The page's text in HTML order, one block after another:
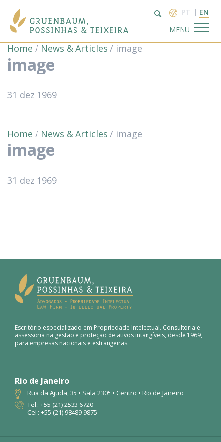
PT
EN
MENU
Contact
Home / News & Articles / image
image
31 dez 1969
Home / News & Articles / image
image
31 dez 1969
Escritório especializado em Propriedade Intelectual. Consultoria e
assessoria na gestão e proteção de ativos intangíveis, desde 1969,
para empresas nacionais e estrangeiras.
Rio de Janeiro
Rua da Ajuda, 35 • Sala 2305 • Centro • Rio de Janeiro
Tel.: +55 (21) 2533 6720
Cel.: +55 (21) 98489 9875